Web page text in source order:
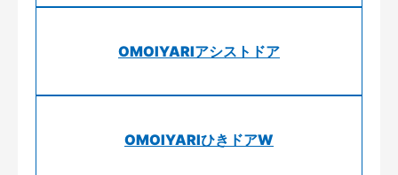
OMOIYARIアシストドア
OMOIYARIひきドアW